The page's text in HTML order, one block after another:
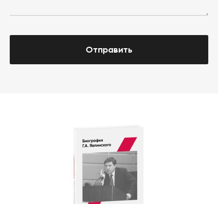
Отправить